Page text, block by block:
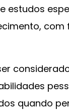
estudos
com
quando